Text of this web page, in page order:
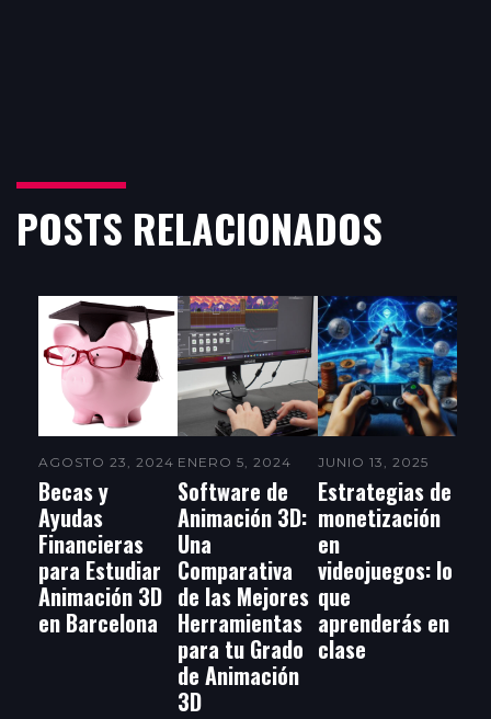
POSTS RELACIONADOS
AGOSTO 23, 2024
Becas y
Ayudas
Financieras
para Estudiar
Animación 3D
en Barcelona
ENERO 5, 2024
Software de
Animación 3D:
Una
Comparativa
de las Mejores
Herramientas
para tu Grado
de Animación
3D
JUNIO 13, 2025
Estrategias de
monetización
en
videojuegos: lo
que
aprenderás en
clase